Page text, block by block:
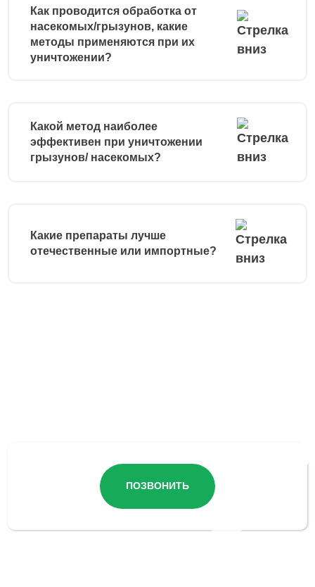
Как проводится обработка от
насекомых/грызунов, какие
методы применяются при их
уничтожении?
Какой метод наиболее
эффективен при уничтожении
грызунов/ насекомых?
Какие препараты лучше
отечественные или импортные?
ПОЗВОНИТЬ